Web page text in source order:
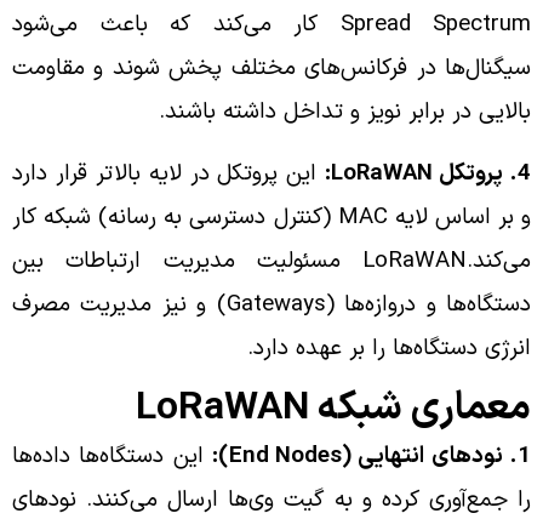
Spread Spectrum کار می‌کند که باعث می‌شود
سیگنال‌ها در فرکانس‌های مختلف پخش شوند و مقاومت
بالایی در برابر نویز و تداخل داشته باشند.
4. پروتکل LoRaWAN:
این پروتکل در لایه بالاتر قرار دارد
و بر اساس لایه MAC (کنترل دسترسی به رسانه) شبکه کار
می‌کند.LoRaWAN مسئولیت مدیریت ارتباطات بین
دستگاه‌ها و دروازه‌ها (Gateways) و نیز مدیریت مصرف
انرژی دستگاه‌ها را بر عهده دارد.
معماری شبکه LoRaWAN
1. نودهای انتهایی (End Nodes):
این دستگاه‌ها داده‌ها
را جمع‌آوری کرده و به گیت وی‌ها ارسال می‌کنند. نود‌های